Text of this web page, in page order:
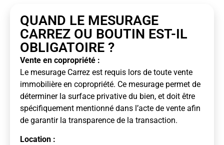
QUAND LE MESURAGE
CARREZ OU BOUTIN EST-IL
OBLIGATOIRE ?
Vente en copropriété :
Le mesurage Carrez est requis lors de toute vente
immobilière en copropriété. Ce mesurage permet de
déterminer la surface privative du bien, et doit être
spécifiquement mentionné dans l’acte de vente afin
de garantir la transparence de la transaction.
Location :